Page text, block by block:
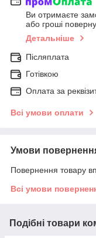
Ви отримаєте
або гроші
Детальніше
Післяплата
Готівкою
Оплата за
Всі умови оплати
Умови
Повернення товару
Всі умови
Подібні товари